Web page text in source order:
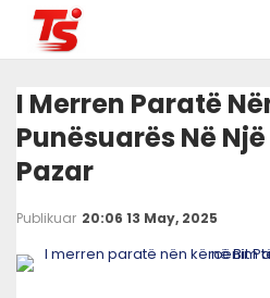
I Merren Paratë
Punësuarës Në
Pazar
Publikuar 20:06 13 May, 2025